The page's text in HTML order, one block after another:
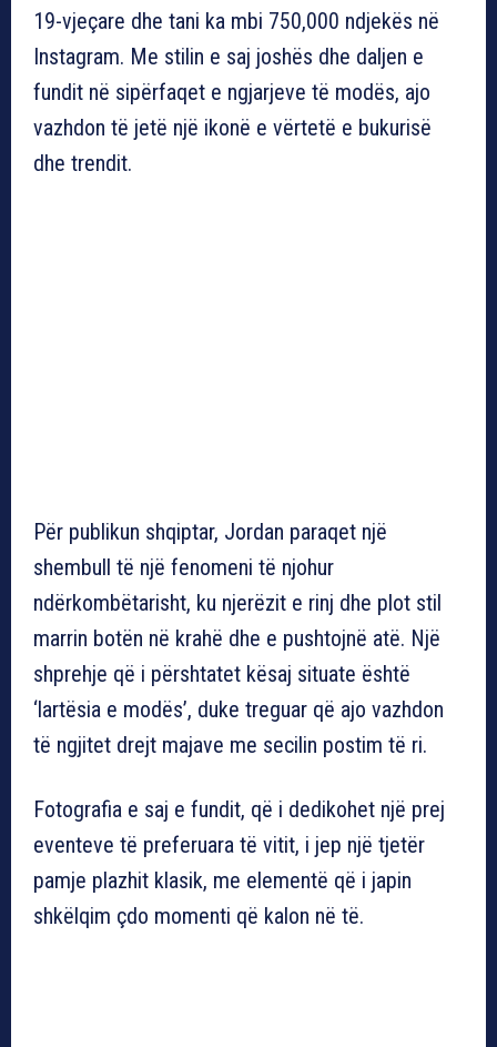
19-vjeçare dhe tani ka mbi 750,000 ndjekës në
Instagram. Me stilin e saj joshës dhe daljen e
fundit në sipërfaqet e ngjarjeve të modës, ajo
vazhdon të jetë një ikonë e vërtetë e bukurisë
dhe trendit.
Për publikun shqiptar, Jordan paraqet një
shembull të një fenomeni të njohur
ndërkombëtarisht, ku njerëzit e rinj dhe plot stil
marrin botën në krahë dhe e pushtojnë atë. Një
shprehje që i përshtatet kësaj situate është
‘lartësia e modës’, duke treguar që ajo vazhdon
të ngjitet drejt majave me secilin postim të ri.
Fotografia e saj e fundit, që i dedikohet një prej
eventeve të preferuara të vitit, i jep një tjetër
pamje plazhit klasik, me elementë që i japin
shkëlqim çdo momenti që kalon në të.